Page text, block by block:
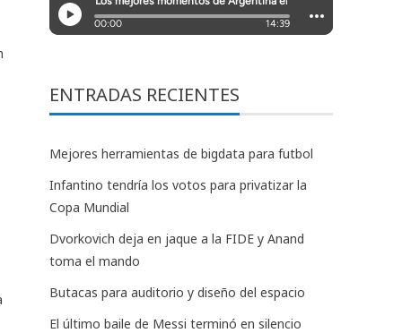
ENTRADAS RECIENTES
Mejores herramientas de bigdata para futbol
Infantino tendría los votos para privatizar la
Copa Mundial
Dvorkovich deja en jaque a la FIDE y Anand
toma el mando
Butacas para auditorio y diseño del espacio
El último baile de Messi terminó en silencio